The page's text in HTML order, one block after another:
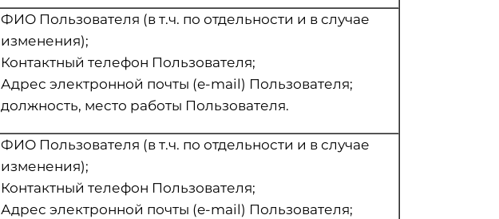
ФИО Пользователя (в т.ч. по отдельности и в случае
изменения);
Контактный телефон Пользователя;
Адрес электронной почты (e-mail) Пользователя;
должность, место работы Пользователя.
ФИО Пользователя (в т.ч. по отдельности и в случае
изменения);
Контактный телефон Пользователя;
Адрес электронной почты (e-mail) Пользователя;